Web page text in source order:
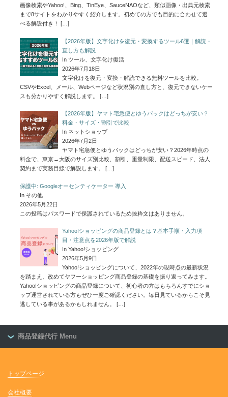
画像検索やYahoo!、Bing、TinEye、SauceNAOなど、類似画像・出典元検索
まで8サイトをわかりやすく紹介します。初めての方でも目的に合わせて選
べる解説付き！
[…]
【2026年版】文字化けを復元・変換するツール6選｜解読・
直し方も解説
In ツール、文字化け復活
2026年7月18日
文字化けを復元・変換・解読できる無料ツールを比較。
CSVやExcel、メール、Webページなど状況別の直し方と、復元できないケー
スも分かりやすく解説します。
[…]
【2026年版】ヤマト宅急便とゆうパックはどっちが安い？
料金・サイズ・割引で比較
In ネットショップ
2026年7月2日
ヤマト宅急便とゆうパックはどっちが安い？2026年時点の
料金で、東京→大阪のサイズ別比較、割引、重量制限、配送スピード、法人
契約まで実務目線で解説します。
[…]
保護中: Googleオーセンティケーター 導入
In その他
2026年5月22日
この投稿はパスワードで保護されているため抜粋文はありません。
Yahoo!ショッピングの商品登録とは？基本手順・入力項
目・注意点を2026年版で解説
In Yahoo!ショッピング
2026年5月9日
Yahoo!ショッピングについて、2022年の現時点の最新状況
を踏まえ、改めてヤフーショッピング商品登録の基礎を振り返ってみます。
Yahoo!ショッピングの商品登録について、初心者の方はもちろんすでにショ
ップ運営されている方もぜひ一度ご確認ください。毎日見ているからこそ見
逃している事があるかもしれません。
[…]
商品登録代行 Menu
トップページ
会社概要